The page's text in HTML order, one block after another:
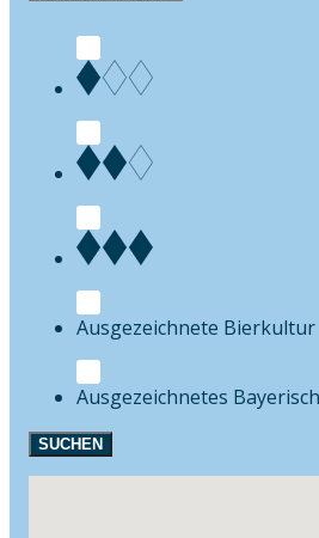
Bierkultur
SUCHEN